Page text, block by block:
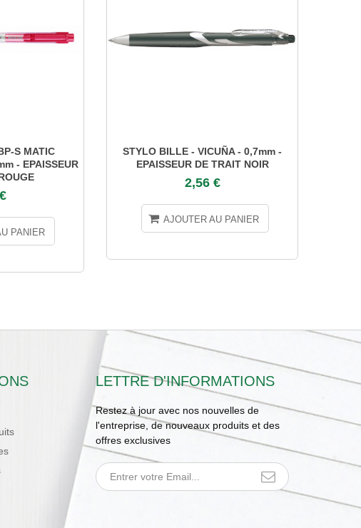
S MATIC
- EPAISSEUR
PANIER
STYLO BILLE - VICUÑA - 0,7mm -
EPAISSEUR DE TRAIT NOIR
2,56 €
AJOUTER AU PANIER
LETTRE D'INFORMATIONS
Restez à jour avec nos nouvelles de
l'entreprise, de nouveaux produits et des
offres exclusives